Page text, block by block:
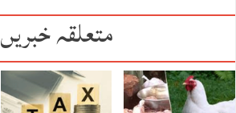
متعلقہ خبریں